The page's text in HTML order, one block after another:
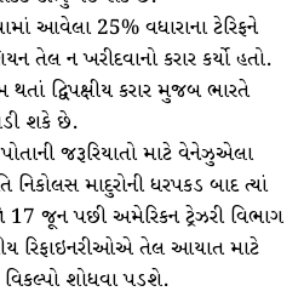
આવેલા 25% વધારાના ટેરિફને
તેલ ન ખરીદવાનો કરાર કર્યો હતો.
દ્વિપક્ષીય કરાર મુજબ ભારતે
શકે છે.
જરૂરિયાતો માટે વેનેઝુએલા
નિકોલસ માદુરોની ધરપકડ બાદ ત્યાં
17 જૂન પછી અમેરિકન ટ્રેઝરી વિભાગ
રિફાઇનરીઓએ તેલ આયાત માટે
શોધવા પડશે.